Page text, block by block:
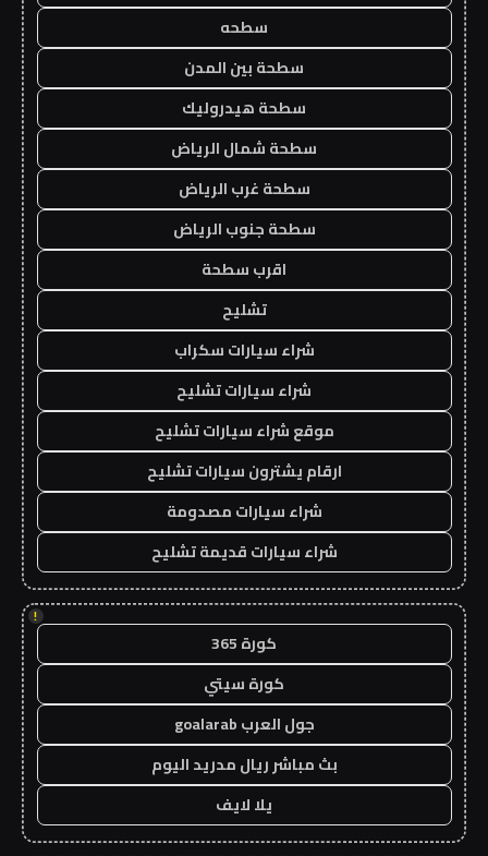
سطحه
سطحة بين المدن
سطحة هيدروليك
سطحة شمال الرياض
سطحة غرب الرياض
سطحة جنوب الرياض
اقرب سطحة
تشليح
شراء سيارات سكراب
شراء سيارات تشليح
موقع شراء سيارات تشليح
ارقام يشترون سيارات تشليح
شراء سيارات مصدومة
شراء سيارات قديمة تشليح
!
كورة 365
كورة سيتي
جول العرب goalarab
بث مباشر ريال مدريد اليوم
يلا لايف